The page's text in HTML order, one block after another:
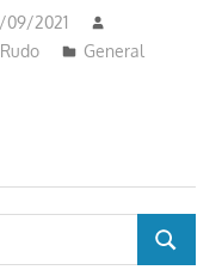
09/2021
General
BUSCAR